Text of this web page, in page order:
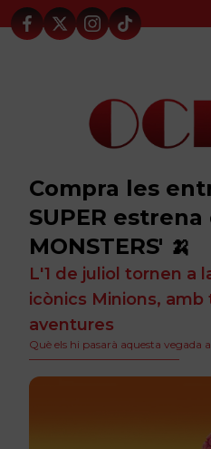
Compra les
SUPER estrena
MONSTERS' 🍌
L'1 de juliol tornen a
icònics Minions,
aventures
Què els hi pasarà aquesta vegada